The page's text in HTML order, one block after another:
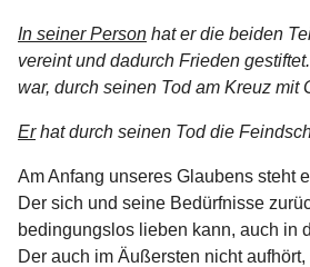
In seiner Person hat er die beiden
vereint und dadurch Frieden gestiftet.
war, durch seinen Tod am Kreuz mit
Erhat durch seinen Tod die
Am Anfang unseres Glaubens steht
Der sich und seine Bedürfnisse
bedingungslos lieben kann, auch in
Der auch im Äußersten nicht